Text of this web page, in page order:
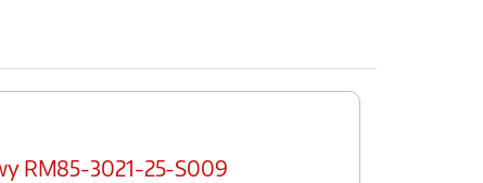
RM85-3021-25-S009